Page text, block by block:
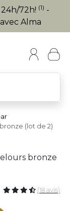
72h! (1) -
Alma
(lot de 2)
bronze
(18 avis)